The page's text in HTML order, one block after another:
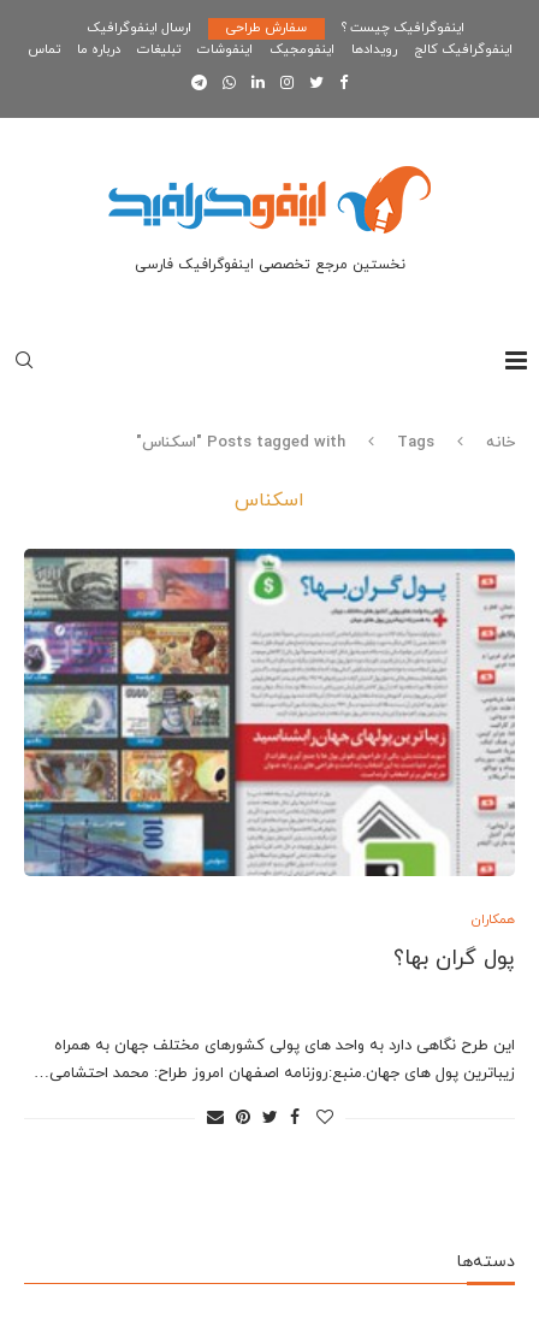
اینفوگرافیک چیست ؟ سفارش طراحی
ارسال اینفوگرافیک
اینفوگرافیک کالج
رویدادها اینفومجیک اینفوشات تبلیغات درباره ما تماس
نخستین مرجع تخصصی اینفوگرافیک فارسی
خانه Tags Posts tagged with "اسکناس"
اسکناس
همکاران
پول گران بها؟
این طرح نگاهی دارد به واحد های پولی کشورهای مختلف جهان به همراه
زیباترین پول های جهان.منبع:روزنامه اصفهان امروز طراح: محمد احتشامی…
دسته‌ها